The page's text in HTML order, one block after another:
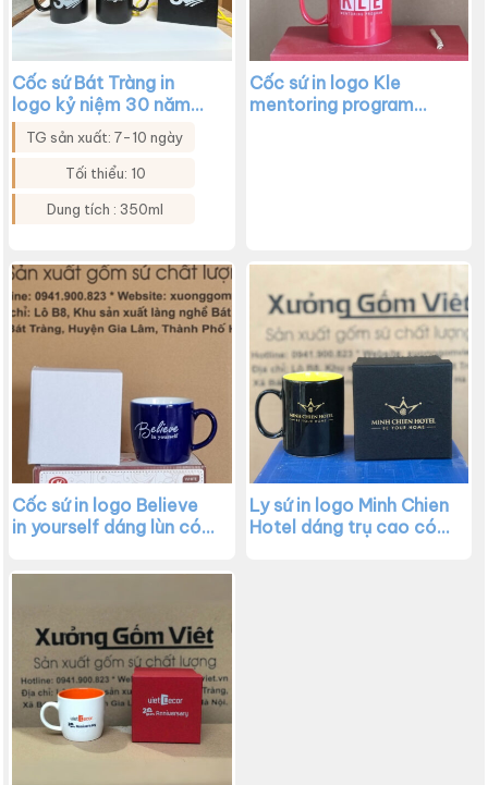
Cốc sứ Bát Tràng in
logo kỷ niệm 30 năm
thành lập Công ty TNHH
Khương Huê dáng trụ
quai C màu đen XG-
LS195
TG sản xuất: 7-10 ngày
Tối thiểu: 10
Dung tích : 350ml
Cốc sứ in logo Kle
mentoring program
Cốc sứ in logo Believe
in yourself dáng lùn có
LS180
Ly sứ in logo Minh Chien
Hotel dáng trụ cao có